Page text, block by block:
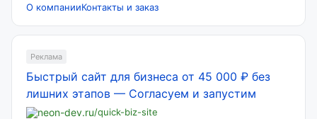
О компанииКонтакты и заказ
Реклама
Быстрый сайт для бизнеса от 45 000 ₽ без
лишних этапов — Согласуем и запустим
neon-dev.ru/quick-biz-site